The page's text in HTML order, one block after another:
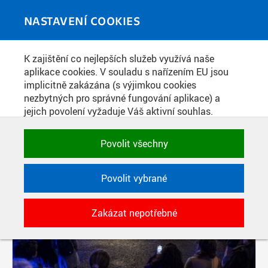
NASTAVENÍ COOKIES
K zajištění co nejlepších služeb využívá naše
aplikace cookies. V souladu s nařízením EU jsou
implicitně zakázána (s výjimkou cookies
nezbytných pro správné fungování aplikace) a
jejich povolení vyžaduje Váš aktivní souhlas.
zakázat, případně vybrat a povolit cookies podle
kategorie. Svoje rozhodnutí můžete samozřejmě
kdykoli změnit.
POTŘEBNÉ
Technické cookies využívané aplikacemi
ČVUT pro uchování jejich nastavení,
vlastností a identifikátorů relace. Jsou
nezbytné pro správné fungování a jsou
Povolit všechny
Povolit vybrané
Zakázat nepotřebné
MEDIATÉKA
PŘÍSPĚVKY PODLE FILTRU
Aktivní filtry: ŠTÍTEK: AKADEMICKÝ ORCHESTR ČVUT